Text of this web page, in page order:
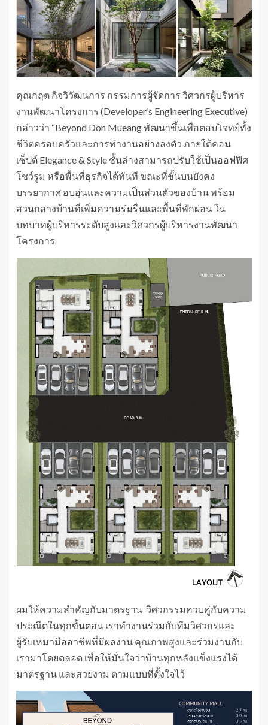
คุณกฤต กิจวิวัฒนการ กรรมการผู้จัดการ วิศวกรผู้บริหาร
งานพัฒนาโครงการ (Developer’s Engineering Executive)
กล่าวว่า “Beyond Don Mueang พัฒนาขึ้นเพื่อตอบโจทย์ทั้ง
ชีวิตครอบครัวและการทำงานอย่างลงตัว ภายใต้คอน
เซ็ปต์ Elegance & Style ชั้นล่างสามารถปรับใช้เป็นออฟฟิศ
โชว์รูม หรือพื้นที่ธุรกิจได้ทันที ขณะที่ชั้นบนยังคง
บรรยากาศ อบอุ่นและความเป็นส่วนตัวของบ้าน พร้อม
สวนกลางบ้านที่เพิ่มความร่มรื่นและพื้นที่พักผ่อน ใน
บทบาทผู้บริหารระดับสูงและวิศวกรผู้บริหารงานพัฒนา
โครงการ
ผมให้ความสำคัญกับมาตรฐาน วิศวกรรมควบคู่กับความ
ประณีตในทุกขั้นตอน เราทำงานร่วมกับทีมวิศวกรและ
ผู้รับเหมามืออาชีพที่มีผลงาน คุณภาพสูงและร่วมงานกับ
เรามาโดยตลอด เพื่อให้มั่นใจว่าบ้านทุกหลังแข็งแรงได้
มาตรฐาน และสวยงาม ตามแบบที่ตั้งใจไว้